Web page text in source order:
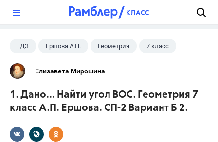
ГДЗ Ершова А.П. Геометрия 7 класс
Елизавета Мирошина
1. Дано... Найти угол ВОС. Геометрия 7
класс А.П. Ершова. СП-2 Вариант Б 2.